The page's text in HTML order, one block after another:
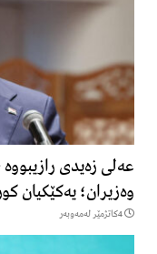
عەلی زەیدی
وەزیران؛ یەكێكیان
4كاتژمێر لەمەوبەر